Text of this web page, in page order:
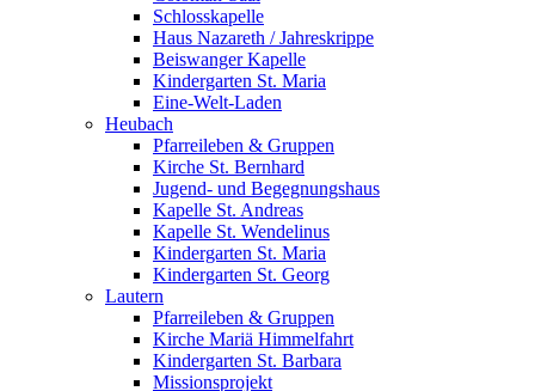
Schlosskapelle
Haus Nazareth / Jahreskrippe
Beiswanger Kapelle
Kindergarten St. Maria
Eine-Welt-Laden
Heubach
Pfarreileben & Gruppen
Kirche St. Bernhard
Jugend- und Begegnungshaus
Kapelle St. Andreas
Kapelle St. Wendelinus
Kindergarten St. Maria
Kindergarten St. Georg
Lautern
Pfarreileben & Gruppen
Kirche Mariä Himmelfahrt
Kindergarten St. Barbara
Missionsprojekt